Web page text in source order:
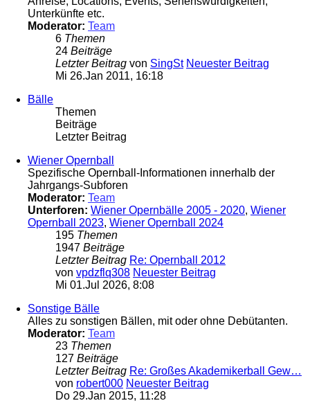
Unterkünfte etc.
Moderator: Team
6 Themen
24 Beiträge
Letzter Beitrag von SingSt Neuester Beitrag
Mi 26.Jan 2011, 16:18
Bälle
Themen
Beiträge
Letzter Beitrag
Wiener Opernball
Spezifische Opernball-Informationen innerhalb der
Jahrgangs-Subforen
Moderator: Team
Unterforen: Wiener Opernbälle 2005 - 2020, Wiener
Opernball 2023, Wiener Opernball 2024
195 Themen
1947 Beiträge
Letzter Beitrag Re: Opernball 2012
von vpdzflq308 Neuester Beitrag
Mi 01.Jul 2026, 8:08
Sonstige Bälle
Alles zu sonstigen Bällen, mit oder ohne Debütanten.
Moderator: Team
23 Themen
127 Beiträge
Letzter Beitrag Re: Großes Akademikerball Gew…
von robert000 Neuester Beitrag
Do 29.Jan 2015, 11:28